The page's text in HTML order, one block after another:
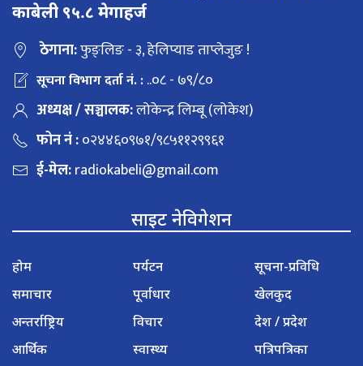
काबेली ९५.८ मेगाहर्ज
ठेगाना:फुङ्लिङ - ३, हेलिप्याड ताप्लेजुङ !
सूचना विभाग दर्ता नं. :..०८ - ७९/८०
अध्यक्ष / सञ्चालक:लोकेन्द्र लिम्बू (लोकेश)
फोन नं :०२४४६०९७१/९८५११२९९६१
ई-मेल:radiokabeli@gmail.com
साइट नेविगेशन
होम
समाचार
अन्तर्राष्ट्रिय
आर्थिक
पर्यटन
पूर्वाधार
विचार
स्वास्थ्य
सूचना-प्रविधि
खेलकुद
देश / प्रदेश
पत्रिपत्रिका